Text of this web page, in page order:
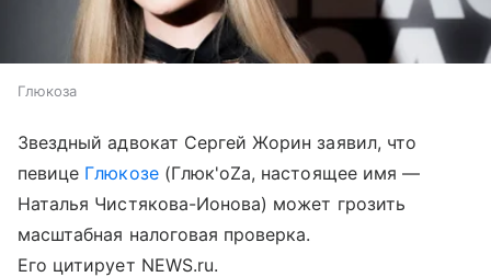
Глюкоза
Звездный адвокат Сергей Жорин заявил, что
певице Глюкозе(Глюк'oZа, настоящее имя —
Наталья Чистякова-Ионова) может грозить
масштабная налоговая проверка.
Его цитирует NEWS.ru.